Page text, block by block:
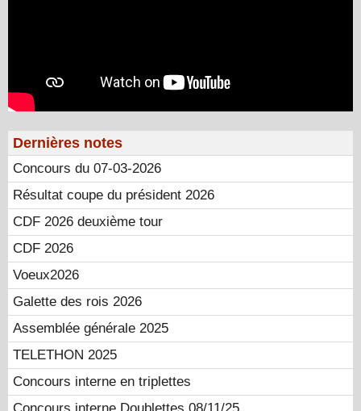
Dernières notes
Concours du 07-03-2026
Résultat coupe du président 2026
CDF 2026 deuxième tour
CDF 2026
Voeux2026
Galette des rois 2026
Assemblée générale 2025
TELETHON 2025
Concours interne en triplettes